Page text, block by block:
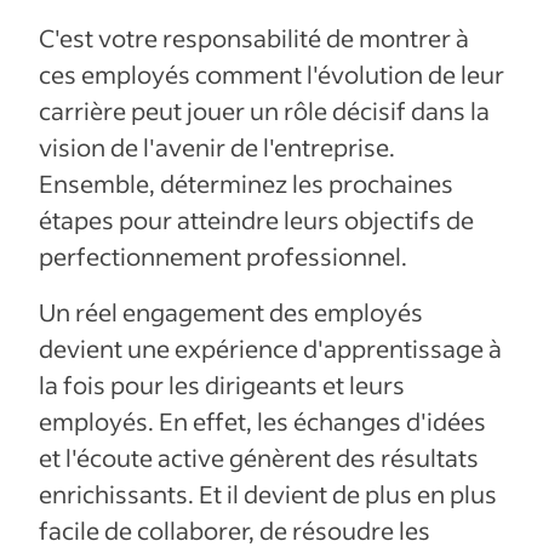
C'est votre responsabilité de montrer à
ces employés comment l'évolution de leur
carrière peut jouer un rôle décisif dans la
vision de l'avenir de l'entreprise.
Ensemble, déterminez les prochaines
étapes pour atteindre leurs objectifs de
perfectionnement professionnel.
Un réel engagement des employés
devient une expérience d'apprentissage à
la fois pour les dirigeants et leurs
employés. En effet, les échanges d'idées
et l'écoute active génèrent des résultats
enrichissants. Et il devient de plus en plus
facile de collaborer, de résoudre les